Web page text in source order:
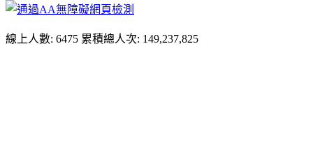
線上人數: 6475 累積總人次: 149,237,825